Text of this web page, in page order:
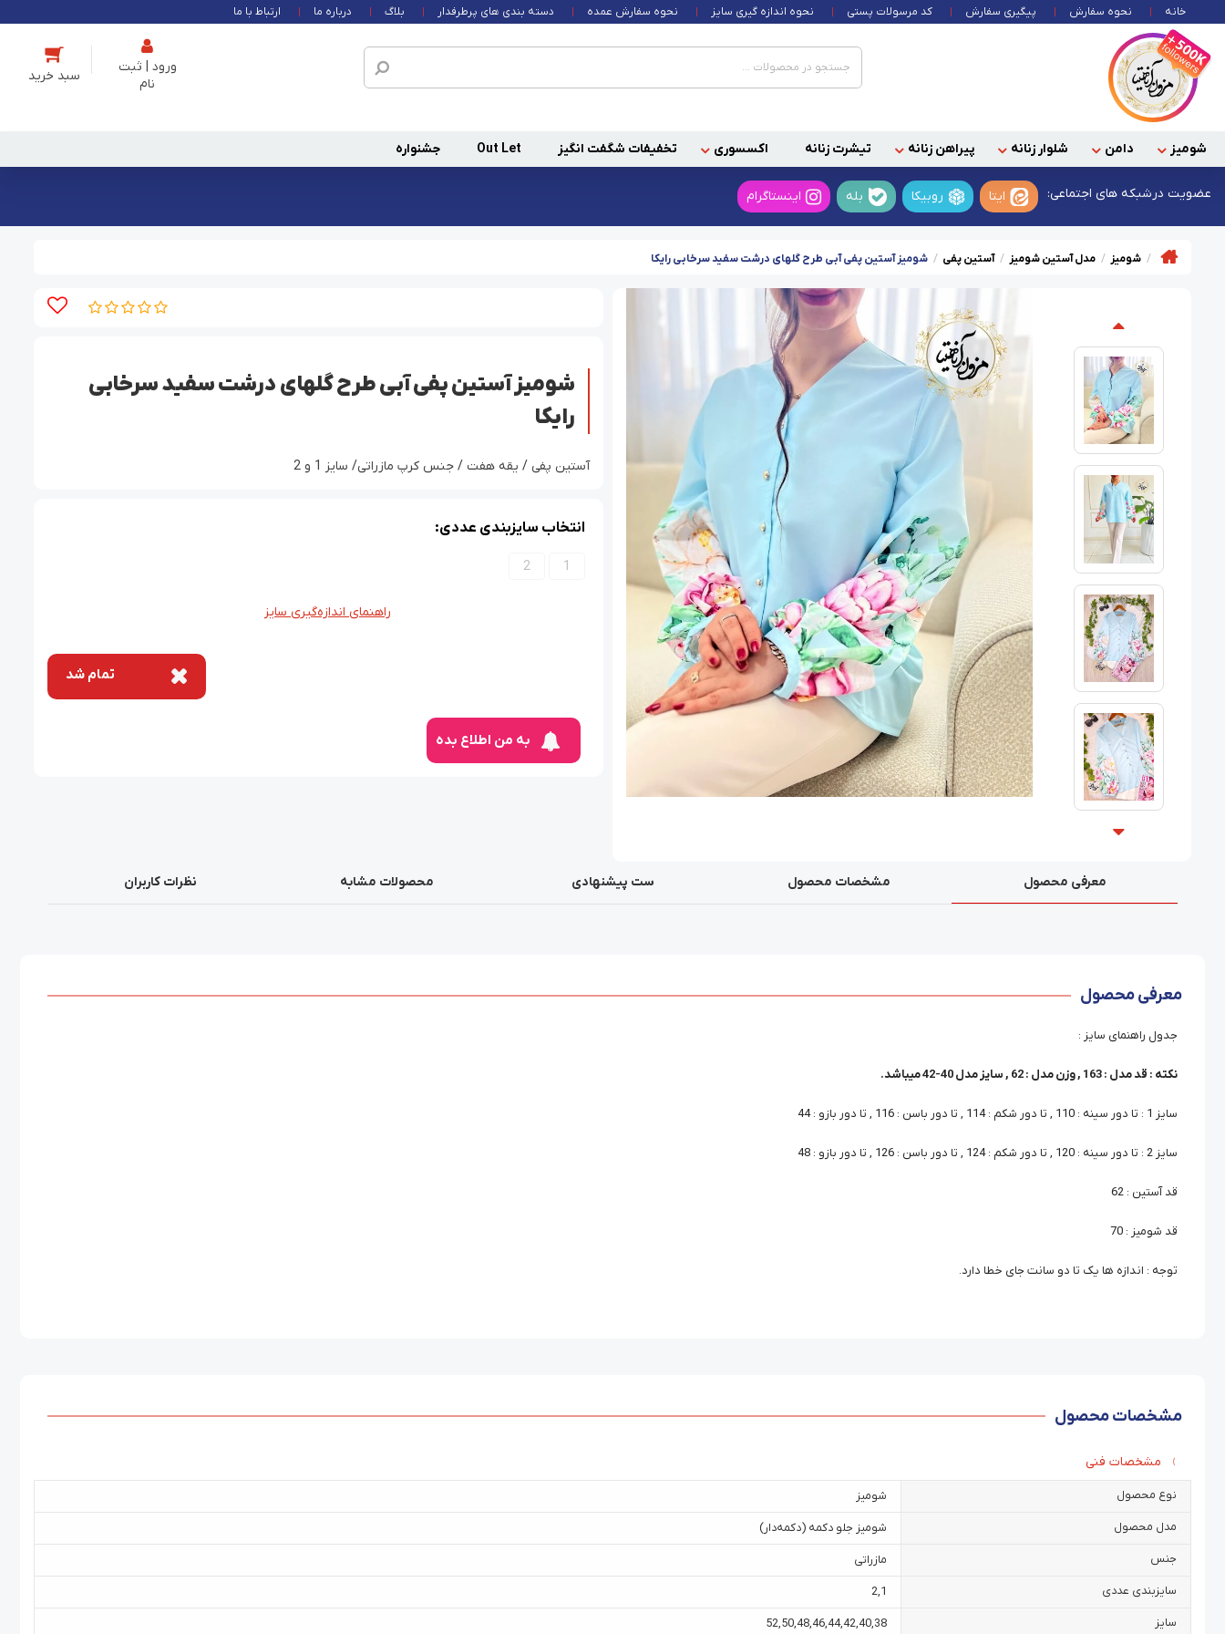
خانه نحوه سفارش پیگیری سفارش کد مرسولات پستی نحوه اندازه گیری سایز نحوه سفارش عمده دسته بندی های پرطرفدار بلاگ درباره ما ارتباط با ما
ورود | ثبت
نام
شومیز دامن شلوار زنانه پیراهن زنانه تیشرت زنانه اکسسوری تخفیفات شگفت انگیز Out Let جشنواره
عضویت درشبکه های اجتماعی: ایتا روبیکا بله اینستاگرام
شومیز مدل آستین شومیز آستین پفی شومیز آستین پفی آبی طرح گلهای درشت سفید سرخابی رایکا
شومیز آستین پفی آبی طرح گلهای درشت سفید سرخابی
رایکا
آستین پفی / یقه هفت / جنس کرپ مازراتی/ سایز 1 و 2
انتخاب سایزبندی عددی:
1
2
راهنمای اندازه‌گیری سایز
تمام شد
به من اطلاع بده
معرفی محصول مشخصات محصول ست پیشنهادی محصولات مشابه نظرات کاربران
معرفی محصول
جدول راهنمای سایز :
نکته : قد مدل : 163 , وزن مدل : 62 , سایز مدل 40-42 میباشد.
سایز 1 : تا دور سینه : 110 , تا دور شکم : 114 , تا دور باسن : 116 , تا دور بازو : 44
سایز 2 : تا دور سینه : 120 , تا دور شکم : 124 , تا دور باسن : 126 , تا دور بازو : 48
قد آستین : 62
قد شومیز : 70
توجه : اندازه ها یک تا دو سانت جای خطا دارد.
مشخصات محصول
مشخصات فنی
نوع محصول شومیز
مدل محصول شومیز جلو دکمه (دکمه‌دار)
جنس مازراتی
سایزبندی عددی 1
,
2
سایز 38
,
40
,
42
,
44
,
46
,
48
,
50
,
52